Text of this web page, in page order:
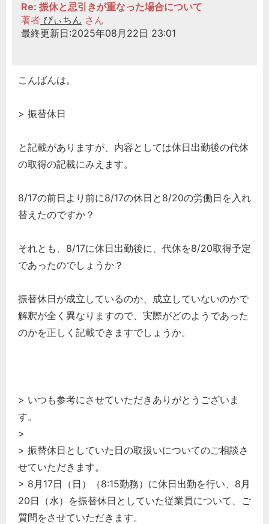
Re: 振休と忌引きが重なった場合について
著者 ぴぃちん さん
最終更新日:2025年08月22日 23:01
こんばんは。
> 振替休日
と記載がありますが、内容としては休日出勤後の代休
の取得の記載にみえます。
8/17の前日より前に8/17の休日と8/20の労働日を入れ
替えたのですか？
それとも、8/17に休日出勤後に、代休を8/20取得予定
であったのでしょうか？
振替休日が成立しているのか、成立していないのかで
解釈が全く異なりますので、実際がどのようであった
のかを正しく記載できますでしょうか。
> いつも参考にさせていただきありがとうございま
す。
>
> 振替休日としていた日の取扱いについてのご相談さ
せていただきます。
> 8月17日（日）（8:15勤務）に休日出勤を行い、8月
20日（水）を振替休日としていた従業員について、ご
質問をさせていただきます。